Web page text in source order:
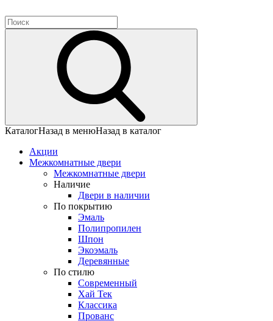
КаталогНазад в менюНазад в каталог
Акции
Межкомнатные двери
Межкомнатные двери
Наличие
Двери в наличии
По покрытию
Эмаль
Полипропилен
Шпон
Экоэмаль
Деревянные
По стилю
Современный
Хай Тек
Классика
Прованс